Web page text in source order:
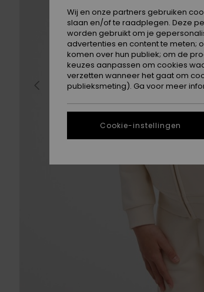
Wij en onze partners gebruiken
slaan en/of te raadplegen. Deze
worden gebruikt om je
advertenties en content te meten;
komen over hun publiek; om de
keuzes aanpassen om cookies
verzetten wanneer het gaat om
publieksmeting). Ga voor meer
Cookie-instellingen